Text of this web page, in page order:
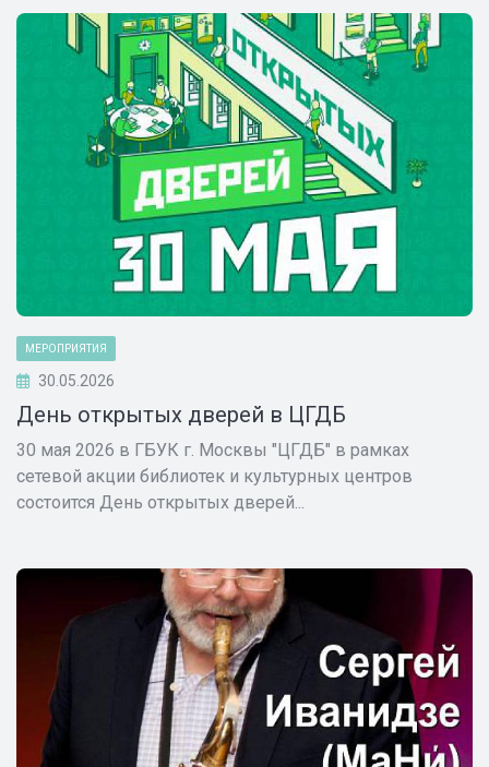
МЕРОПРИЯТИЯ
30.05.2026
День открытых дверей в ЦГДБ
30 мая 2026 в ГБУК г. Москвы "ЦГДБ" в рамках
сетевой акции библиотек и культурных центров
состоится День открытых дверей...